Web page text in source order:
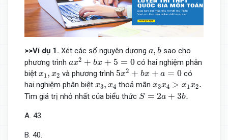
>>Ví dụ 1. Xét các số nguyên dương a, b
a bsao cho
phương trình ax2 + bx + 5 = 0
a x2+ bx +5=0
có hai nghiệm phân
biệt x1, x2
x1, x2 và phương trình 5x2 + bx + a = 0
5 2 + bx +a=0
có
hai nghiệm phân biệt x3, x4
x3, x4 thoả mãn x3x4 > x1x2.
x3x4 >x 1x2.
Tìm giá trị nhỏ nhất của biểu thức S = 2a + 3b.
S= a+ 3b
A. 43.
B. 40.